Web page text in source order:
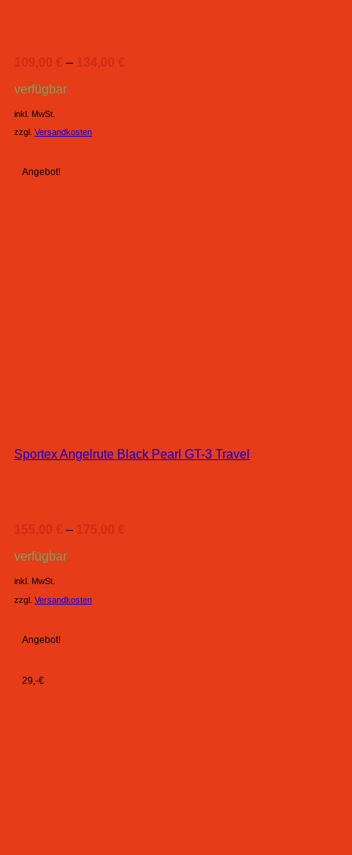
109,00 € – 134,00 €
verfügbar
inkl. MwSt.
zzgl. Versandkosten
Angebot!
Sportex Angelrute Black Pearl GT-3 Travel
155,00 € – 175,00 €
verfügbar
inkl. MwSt.
zzgl. Versandkosten
Angebot!
29,-€